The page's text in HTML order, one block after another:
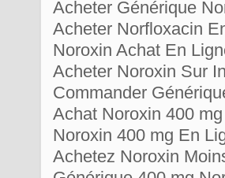
Acheter Générique
Acheter Norfloxacin
Noroxin Achat En
Acheter Noroxin Sur
Commander
Achat Noroxin 400
Noroxin 400 mg En
Achetez Noroxin